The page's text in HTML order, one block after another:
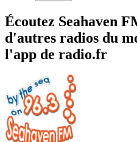
Écoutez Seahaven
d'autres radios du
l'app de radio.fr